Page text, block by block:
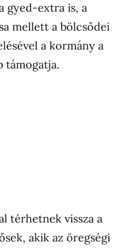
gyed-extra is, a
mellett a bölcsődei
a kormány a
támogatja.
térhetnek vissza a
akik az öregségi